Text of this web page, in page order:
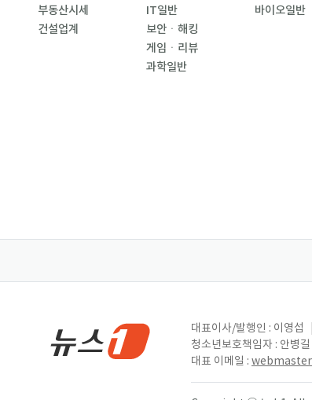
부동산시세
건설업계
IT일반
보안ㆍ해킹
게임ㆍ리뷰
과학일반
바이오일반
대표이사/발행인 : 이영섭
청소년보호책임자 : 안병길
대표 이메일 :